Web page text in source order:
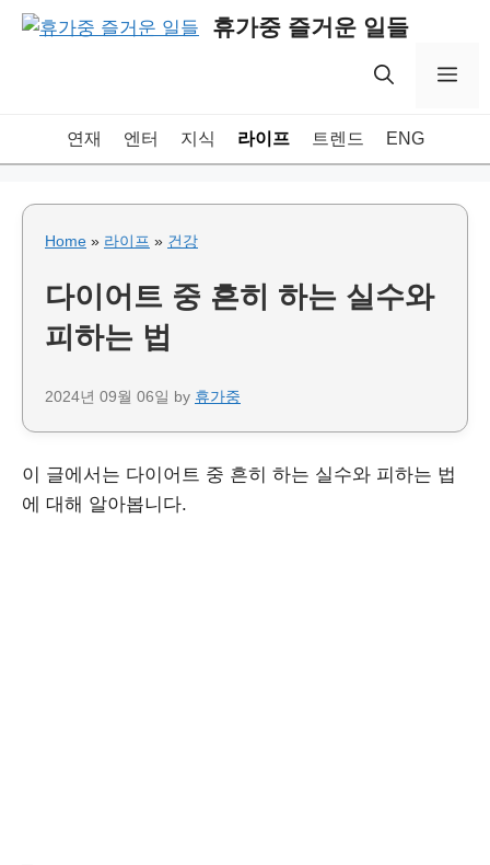
Skip
휴가중 즐거운 일들
연재 엔터 지식 라이프 트렌드 ENG
Home » 라이프 » 건강
다이어트 중 흔히 하는 실수와
피하는 법
2024년 09월 06일 by 휴가중
이 글에서는 다이어트 중 흔히 하는 실수와 피하는 법
에 대해 알아봅니다.